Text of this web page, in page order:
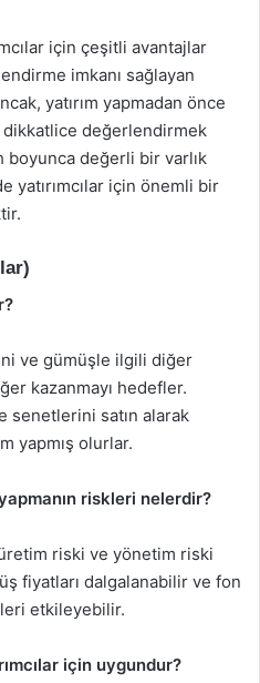
için çeşitli avantajlar
imkanı sağlayan
yatırım yapmadan önce
dikkatlice değerlendirmek
değerli bir varlık
yatırımcılar için önemli bir
ve gümüşle ilgili diğer
kazanmayı hedefler.
senetlerini satın alarak
yapmış olurlar.
riskleri nelerdir?
riski ve yönetim riski
fiyatları dalgalanabilir ve fon
etkileyebilir.
için uygundur?